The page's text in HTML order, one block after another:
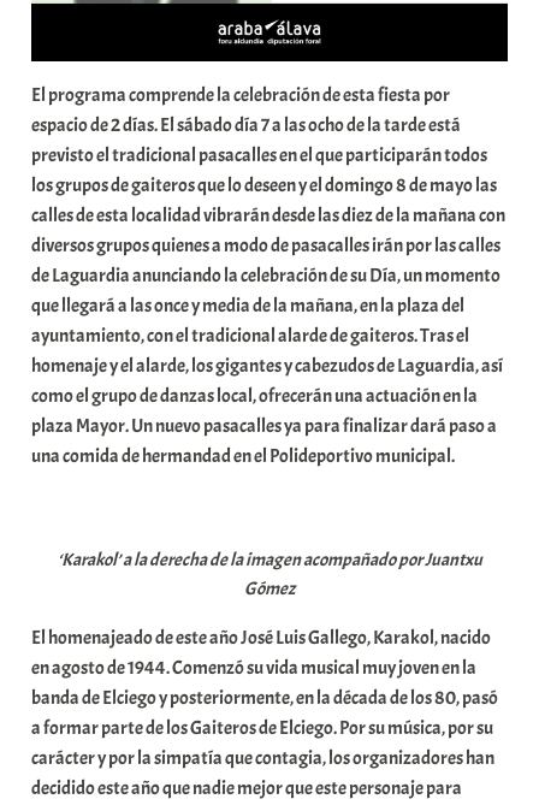
El programa comprende la celebración de esta fiesta por
espacio de 2 días. El sábado día 7 a las ocho de la tarde está
previsto el tradicional pasacalles en el que participarán todos
los grupos de gaiteros que lo deseen y el domingo 8 de mayo las
calles de esta localidad vibrarán desde las diez de la mañana con
diversos grupos quienes a modo de pasacalles irán por las calles
de Laguardia anunciando la celebración de su Día, un momento
que llegará a las once y media de la mañana, en la plaza del
ayuntamiento, con el tradicional alarde de gaiteros. Tras el
homenaje y el alarde, los gigantes y cabezudos de Laguardia, así
como el grupo de danzas local, ofrecerán una actuación en la
plaza Mayor. Un nuevo pasacalles ya para finalizar dará paso a
una comida de hermandad en el Polideportivo municipal.
‘Karakol’ a la derecha de la imagen acompañado por Juantxu
Gómez
El homenajeado de este año José Luis Gallego, Karakol, nacido
en agosto de 1944. Comenzó su vida musical muy joven en la
banda de Elciego y posteriormente, en la década de los 80, pasó
a formar parte de los Gaiteros de Elciego. Por su música, por su
carácter y por la simpatía que contagia, los organizadores han
decidido este año que nadie mejor que este personaje para